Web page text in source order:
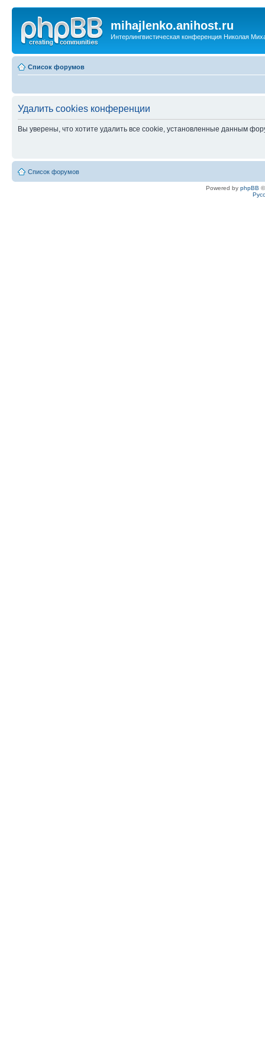
mihajlenko.anihost.ru
Интерлингвистическая конференция Николая
Список форумов
Удалить cookies конференции
Вы уверены, что хотите удалить все cookie, установленные данным
Список форумов
Powered by phpBB